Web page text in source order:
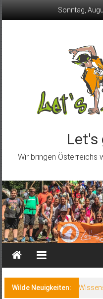
Sonntag,
Let's
Wir bringen Österreichs
Wilde Neuigkeiten: